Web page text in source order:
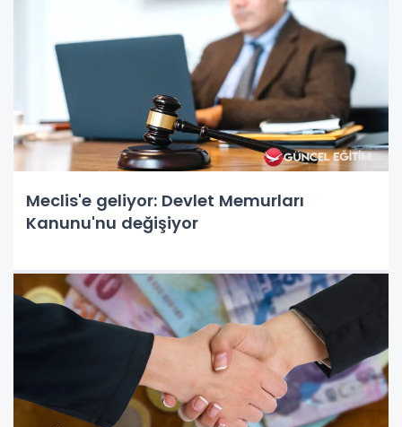
Meclis'e geliyor: Devlet Memurları
Kanunu'nu değişiyor